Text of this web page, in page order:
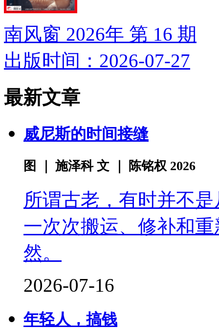
南风窗 2026年 第 16 期
出版时间：2026-07-27
最新文章
威尼斯的时间接缝
图 ｜ 施泽科 文 ｜ 陈铭权 2026
所谓古老，有时并不
一次次搬运、修补和
然。
2026-07-16
年轻人，搞钱